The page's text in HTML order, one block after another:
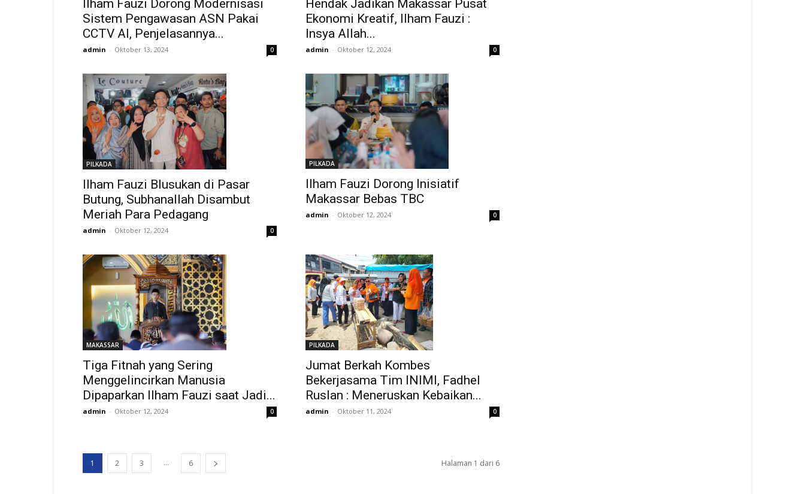
Ilham Fauzi Dorong Modernisasi
Sistem Pengawasan ASN Pakai
CCTV AI, Penjelasannya...
admin - Oktober 13, 2024 0
Hendak Jadikan Makassar Pusat
Ekonomi Kreatif, Ilham Fauzi :
Insya Allah...
admin - Oktober 12, 2024 0
PILKADA
Ilham Fauzi Blusukan di Pasar
Butung, Subhanallah Disambut
Meriah Para Pedagang
admin - Oktober 12, 2024 0
PILKADA
Ilham Fauzi Dorong Inisiatif
Makassar Bebas TBC
admin - Oktober 12, 2024 0
MAKASSAR
Tiga Fitnah yang Sering
Menggelincirkan Manusia
Dipaparkan Ilham Fauzi saat Jadi...
admin - Oktober 12, 2024 0
PILKADA
Jumat Berkah Kombes
Bekerjasama Tim INIMI, Fadhel
Ruslan : Meneruskan Kebaikan...
admin - Oktober 11, 2024 0
1 2 3 ... 6 Halaman 1 dari 6